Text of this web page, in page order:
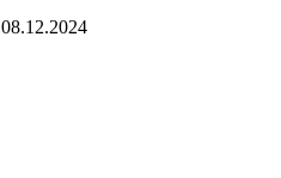
08.12.2024